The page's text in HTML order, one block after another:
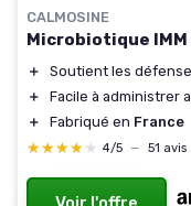
CALMOSINE
Microbiotique IMM
＋ Soutient les
＋
Facile à administrer
＋
Fabriqué en France
★★★★★
★★★★★ 4/5 — 51 avis